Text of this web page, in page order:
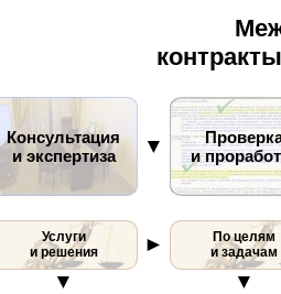
Консультация
и экспертиза
▼
и
Услуги
и решения
►
По целям
и задачам
▼
▼